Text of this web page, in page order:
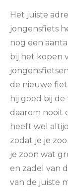
Het juiste
jongensfiets
nog een
bij het kopen
de nieuwe
hij goed bij
daarom nooit
heeft wel
zodat je je
je zoon wat
en zadel van
van de juiste